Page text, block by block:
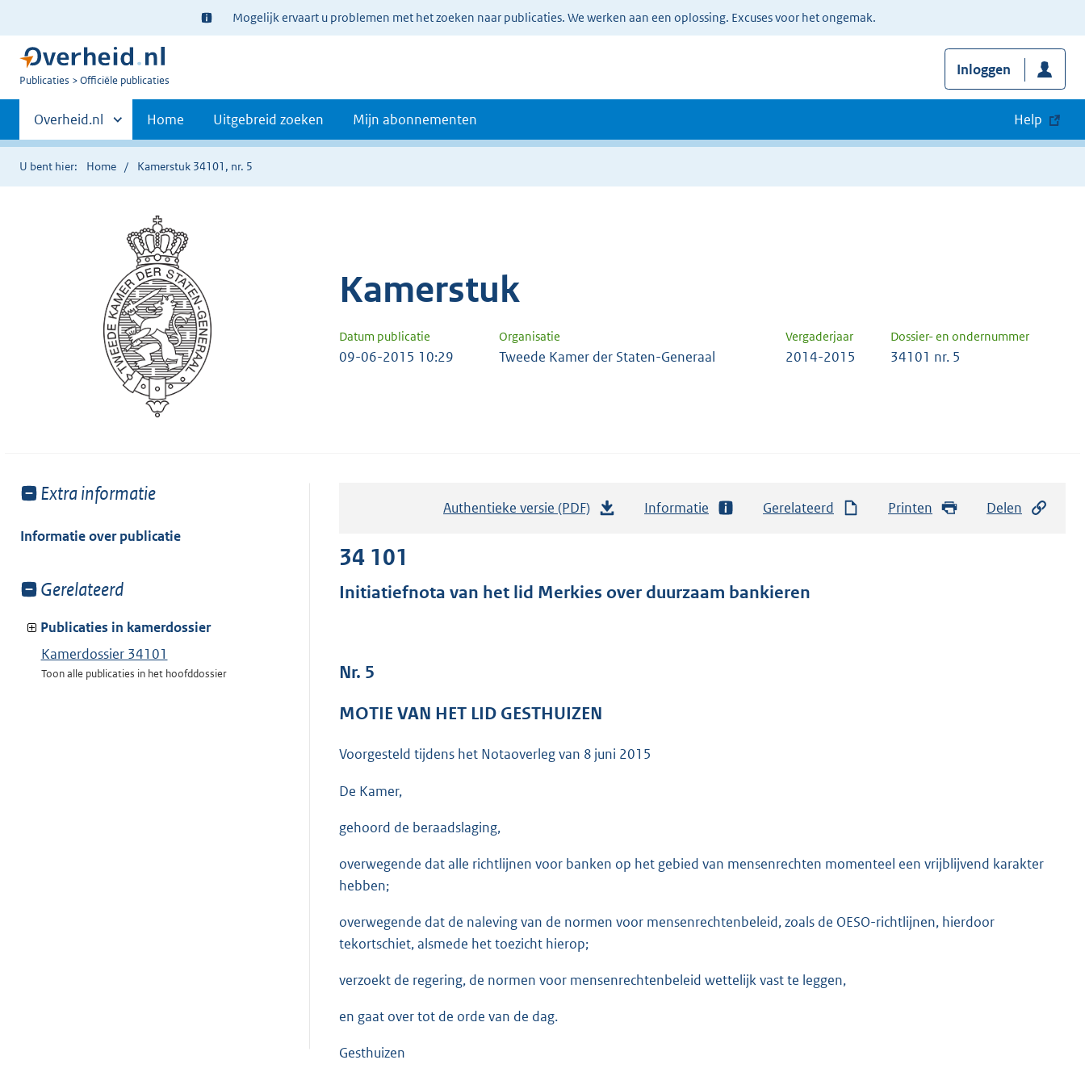
Ter
informatie:
Mogelijk ervaart u problemen met het zoeken naar publicaties. We werken aan een oplossing. Excuses voor het ongemak.
U
Publicaties Officiële publicaties
Inloggen
Primaire
navigatie
Andere
sites
binnen
Overheid.nl Home Uitgebreid zoeken Mijn abonnementen Help
U bent hier: Home Kamerstuk 34101, nr. 5
Kamerstuk
Datum publicatie Organisatie Vergaderjaar Dossier- en ondernummer
09-06-2015 10:29 Tweede Kamer der Staten-Generaal 2014-2015 34101 nr. 5
Toon
van:
Extra informatie
Informatie over publicatie
Toon
van:
Gerelateerd
Publicaties in kamerdossier
Kamerdossier 34101
Toon alle publicaties in het hoofddossier
Authentieke versie (PDF)
a
r
o
3
b
Informatie Gerelateerd Printen Delen
34 101
Initiatiefnota van het lid Merkies over duurzaam bankieren
Nr. 5
MOTIE VAN HET LID GESTHUIZEN
Voorgesteld tijdens het Notaoverleg van 8 juni 2015
De Kamer,
gehoord de beraadslaging,
overwegende dat alle richtlijnen voor banken op het gebied van mensenrechten momenteel een vrijblijvend karakter
hebben;
overwegende dat de naleving van de normen voor mensenrechtenbeleid, zoals de OESO-richtlijnen, hierdoor
tekortschiet, alsmede het toezicht hierop;
verzoekt de regering, de normen voor mensenrechtenbeleid wettelijk vast te leggen,
en gaat over tot de orde van de dag.
Gesthuizen